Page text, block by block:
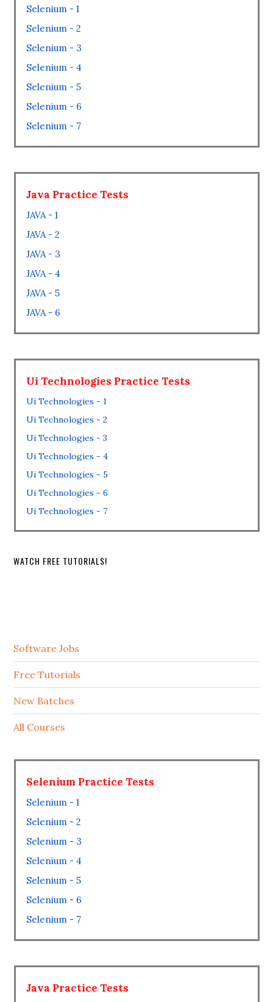
Selenium - 1
Selenium - 2
Selenium - 3
Selenium - 4
Selenium - 5
Selenium - 6
Selenium - 7
Java Practice Tests
JAVA - 1
JAVA - 2
JAVA - 3
JAVA - 4
JAVA - 5
JAVA - 6
Ui Technologies Practice Tests
Ui Technologies - 1
Ui Technologies - 2
Ui Technologies - 3
Ui Technologies - 4
Ui Technologies - 5
Ui Technologies - 6
Ui Technologies - 7
WATCH FREE TUTORIALS!
Software Jobs
Free Tutorials
New Batches
All Courses
Selenium Practice Tests
Selenium - 1
Selenium - 2
Selenium - 3
Selenium - 4
Selenium - 5
Selenium - 6
Selenium - 7
Java Practice Tests